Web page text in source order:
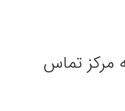
مرکز تماس